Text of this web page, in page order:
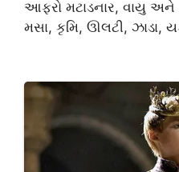
આફરો મટાડનાર, વાયુ અને
મસા, કૃમિ, ઊલટી, ઝાડા,